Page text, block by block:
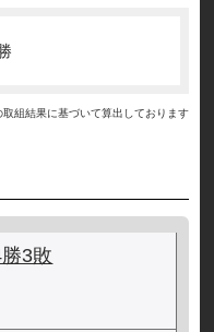
組結果に基づいて算出しております
3敗